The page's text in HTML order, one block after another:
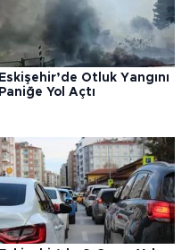
Eskişehir’de Otluk Yangını
Paniğe Yol Açtı